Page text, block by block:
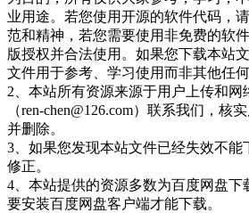
业用途。若您使用开源的软件代码，
范和精神，若您需要使用非免费的软
版授权并合法使用。如果您下载本站
文件用于参考、学习使用而非其他任何
2、本站所有资源来源于用户上传和网
（ren-chen@126.com）联系我们，核
并删除。
3、如果您发现本站文件已经失效不能
修正。
4、本站提供的资源多数为百度网盘下
要安装百度网盘客户端才能下载。